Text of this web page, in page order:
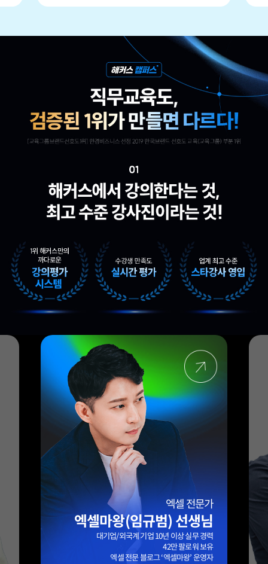
HR 전문가
김창일 선생님
AI활용 HR분야 브런치 HRKIM 작가
공공기관 인사팀 책임
AI공공정책전공 [인사조직] 박사